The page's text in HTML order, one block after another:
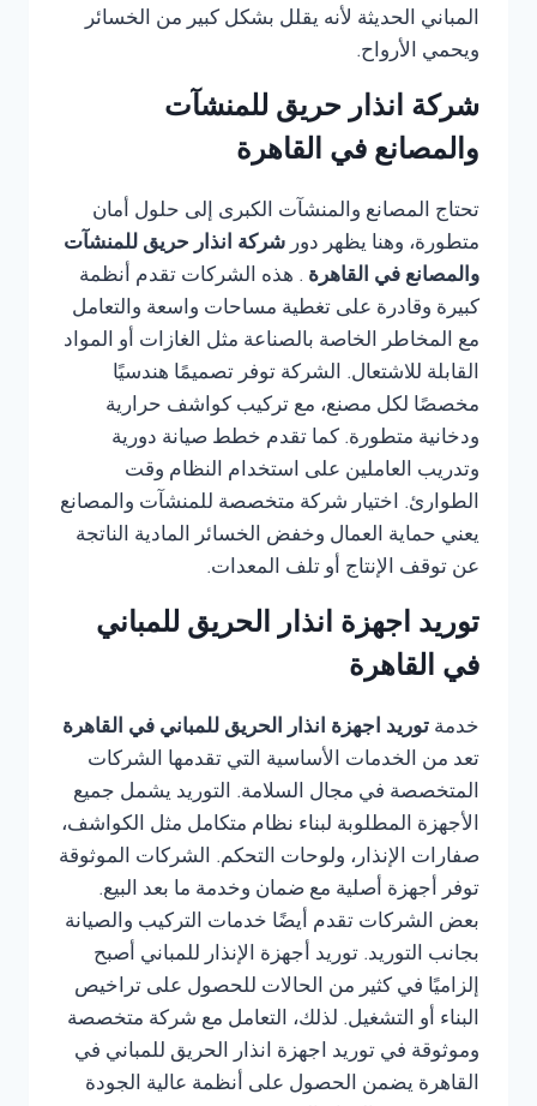
المباني الحديثة لأنه يقلل بشكل كبير من الخسائر
ويحمي الأرواح.
شركة انذار حريق للمنشآت
والمصانع في القاهرة
تحتاج المصانع والمنشآت الكبرى إلى حلول أمان
متطورة، وهنا يظهر دور شركة انذار حريق للمنشآت
والمصانع في القاهرة . هذه الشركات تقدم أنظمة
كبيرة وقادرة على تغطية مساحات واسعة والتعامل
مع المخاطر الخاصة بالصناعة مثل الغازات أو المواد
القابلة للاشتعال. الشركة توفر تصميمًا هندسيًا
مخصصًا لكل مصنع، مع تركيب كواشف حرارية
ودخانية متطورة. كما تقدم خطط صيانة دورية
وتدريب العاملين على استخدام النظام وقت
الطوارئ. اختيار شركة متخصصة للمنشآت والمصانع
يعني حماية العمال وخفض الخسائر المادية الناتجة
عن توقف الإنتاج أو تلف المعدات.
توريد اجهزة انذار الحريق للمباني
في القاهرة
خدمة توريد اجهزة انذار الحريق للمباني في القاهرة
تعد من الخدمات الأساسية التي تقدمها الشركات
المتخصصة في مجال السلامة. التوريد يشمل جميع
الأجهزة المطلوبة لبناء نظام متكامل مثل الكواشف،
صفارات الإنذار، ولوحات التحكم. الشركات الموثوقة
توفر أجهزة أصلية مع ضمان وخدمة ما بعد البيع.
بعض الشركات تقدم أيضًا خدمات التركيب والصيانة
بجانب التوريد. توريد أجهزة الإنذار للمباني أصبح
إلزاميًا في كثير من الحالات للحصول على تراخيص
البناء أو التشغيل. لذلك، التعامل مع شركة متخصصة
وموثوقة في توريد اجهزة انذار الحريق للمباني في
القاهرة يضمن الحصول على أنظمة عالية الجودة